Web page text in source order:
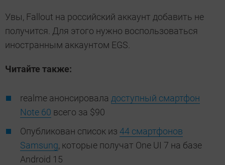
Увы, Fallout на российский аккаунт добавить не
получится. Для этого нужно воспользоваться
иностранным аккаунтом EGS.
Читайте также:
realme анонсировала доступный смартфон
Note 60 всего за $90
Опубликован список из 44 смартфонов
Samsung, которые получат One UI 7 на базе
Android 15